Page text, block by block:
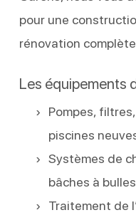
pour une
rénovation
Les équipements
Pompes,
piscines
Systèmes de
bâches à bulles
Traitement de